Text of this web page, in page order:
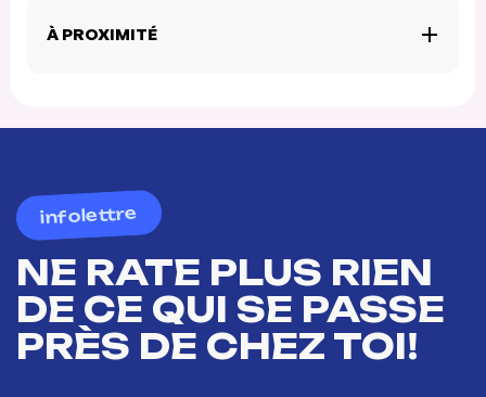
À PROXIMITÉ
infolettre
NE RATE PLUS RIEN
DE CE QUI SE PASSE
PRÈS DE CHEZ TOI!